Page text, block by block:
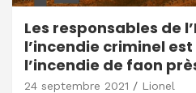
Les responsables de
l’incendie criminel
l’incendie de faon
24 septembre 2021 Lionel